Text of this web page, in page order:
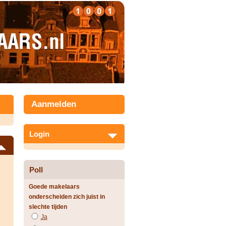
Aanmelden
Login
Poll
Goede makelaars
onderscheiden zich juist in
slechte tijden
Ja